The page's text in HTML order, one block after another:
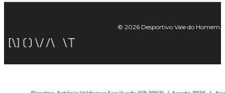
© 2026 Desportivo Vale do Homem.